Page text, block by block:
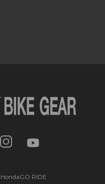
HondaGO RIDE